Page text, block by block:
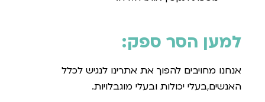
למען הסר ספק:
אנחנו מחויבים להפוך את אתרינו לנגיש לכלל
האנשים,בעלי יכולות ובעלי מוגבלויות.